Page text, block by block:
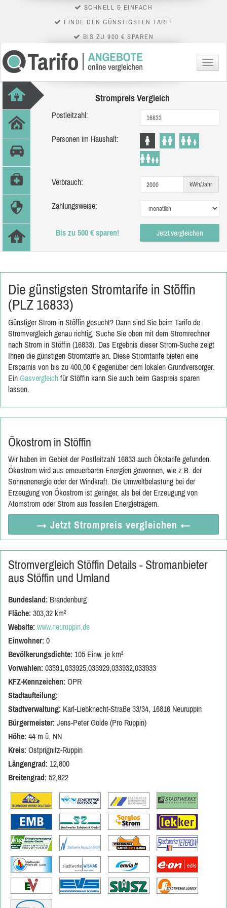
SCHNELL & EINFACH
FINDE DEN GÜNSTIGSTEN TARIF
BIS ZU 900 € SPAREN
Menü
Strompreis Vergleich
Postleitzahl:
Personen im Haushalt:
Verbrauch: kWh/Jahr
Zahlungsweise:
Bis zu 500 € sparen! Jetzt vergleichen
Die günstigsten Stromtarife in Stöffin
(PLZ 16833)
Günstiger Strom in Stöffin gesucht? Dann sind Sie beim Tarifo.de
Stromvergleich genau richtig. Suche Sie oben mit dem Stromrechner
nach Strom in Stöffin (16833). Das Ergebnis dieser Strom-Suche zeigt
Ihnen die günstigen Stromtarife an. Diese Stromtarife bieten eine
Ersparnis von bis zu 400,00 € gegenüber dem lokalen Grundversorger.
Ein Gasvergleich für Stöffin kann Sie auch beim Gaspreis sparen
lassen.
Ökostrom in Stöffin
Wir haben im Gebiet der Postleitzahl 16833 auch Ökotarife gefunden.
Ökostrom wird aus erneuerbaren Energien gewonnen, wie z.B. der
Sonnenenergie oder der Windkraft. Die Umweltbelastung bei der
Erzeugung von Ökostrom ist geringer, als bei der Erzeugung von
Atomstrom oder Strom aus fossilen Energieträgern.
→ Jetzt Strompreis vergleichen ←
Stromvergleich Stöffin Details - Stromanbieter
aus Stöffin und Umland
Bundesland: Brandenburg
Fläche: 303,32 km²
Website: www.neuruppin.de
Einwohner: 0
Bevölkerungsdichte: 105 Einw. je km²
Vorwahlen: 03391,033925,033929,033932,033933
KFZ-Kennzeichen: OPR
Stadtaufteilung:
Stadtverwaltung: Karl-Liebknecht-Straße 33/34, 16816 Neuruppin
Bürgermeister: Jens-Peter Golde (Pro Ruppin)
Höhe: 44 m ü. NN
Kreis: Ostprignitz-Ruppin
Längengrad: 12,800
Breitengrad: 52,922